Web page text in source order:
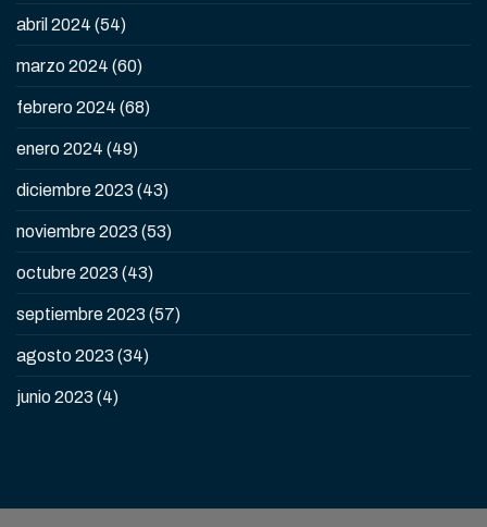
abril 2024 (54)
marzo 2024 (60)
febrero 2024 (68)
enero 2024 (49)
diciembre 2023 (43)
noviembre 2023 (53)
octubre 2023 (43)
septiembre 2023 (57)
agosto 2023 (34)
junio 2023 (4)